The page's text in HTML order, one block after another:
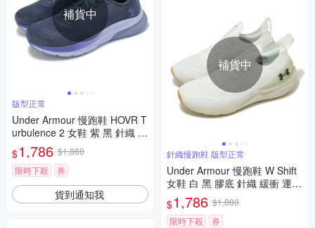
補貨中
版型正常
Under Armour 慢跑鞋 HOVR T
urbulence 2 女鞋 紫 黑 針織 緩
衝 支撐 運動鞋 UA 302652510
3
$1,786 $1,880
限時下殺
券
貨到通知我
補貨中
針織慢跑鞋 版型正常
Under Armour 慢跑鞋 W Shift
女鞋 白 黑 膠底 針織 緩衝 運動
鞋 UA 3027777104
$1,786 $1,880
限時下殺
券